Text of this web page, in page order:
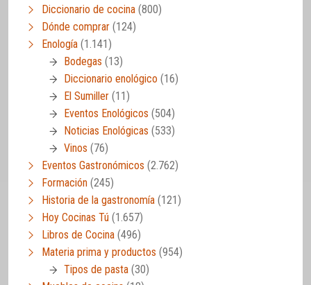
Diccionario de cocina (800)
Dónde comprar (124)
Enología (1.141)
Bodegas (13)
Diccionario enológico (16)
El Sumiller (11)
Eventos Enológicos (504)
Noticias Enológicas (533)
Vinos (76)
Eventos Gastronómicos (2.762)
Formación (245)
Historia de la gastronomía (121)
Hoy Cocinas Tú (1.657)
Libros de Cocina (496)
Materia prima y productos (954)
Tipos de pasta (30)